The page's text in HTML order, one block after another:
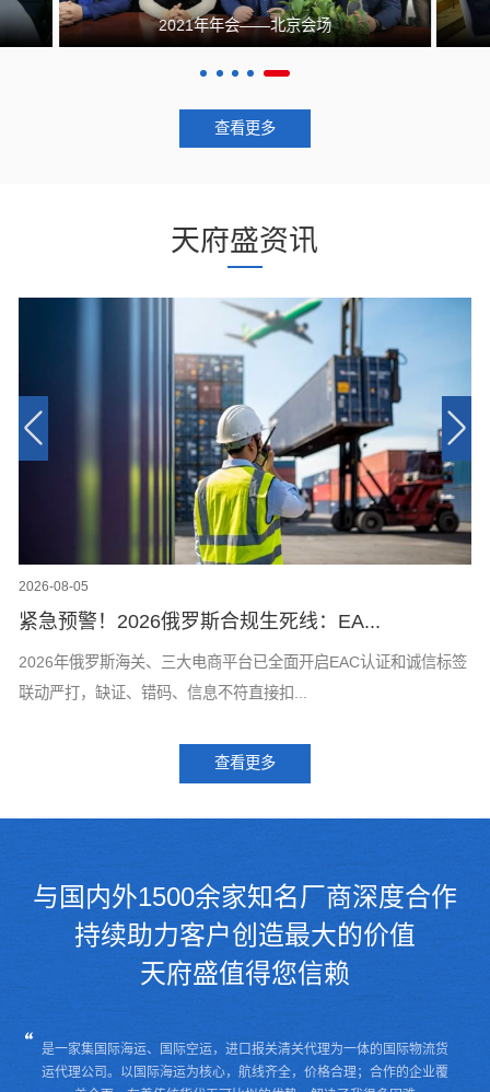
2021年年会——北京会场
查看更多
天府盛资讯
2026-08-05
紧急预警！2026俄罗斯合规生死线：EA...
2026年俄罗斯海关、三大电商平台已全面开启EAC认证和诚信标签
联动严打，缺证、错码、信息不符直接扣...
查看更多
与国内外1500余家知名厂商深度合作
持续助力客户创造最大的价值
天府盛值得您信赖
是一家集国际海运、国际空运，进口报关清关代理为一体的国际物流货
运代理公司。 以国际海运为核心，航线齐全，价格合理；合作的企业覆